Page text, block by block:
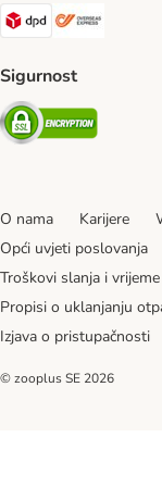
DPD Shipping
Sigurnost
Security
O nama Karijere
Opći uvjeti poslovanja
Troškovi slanja i
Propisi o uklanjanju
Izjava o pristupačnosti
© zooplus SE 2026